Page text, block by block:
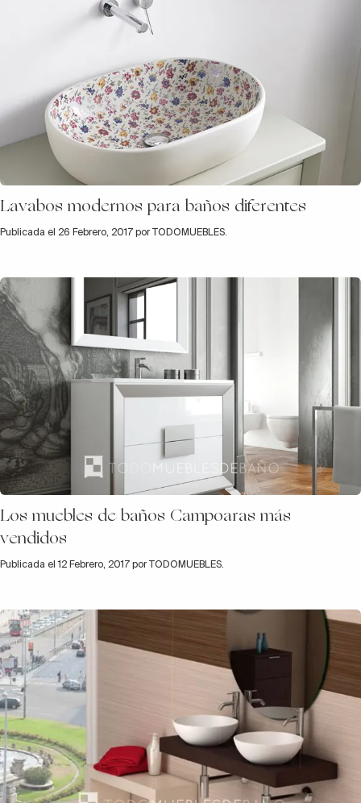
Lavabos modernos para baños diferentes
Publicada el 26 Febrero, 2017 por TODOMUEBLES.
Los muebles de baños Campoaras más
vendidos
Publicada el 12 Febrero, 2017 por TODOMUEBLES.